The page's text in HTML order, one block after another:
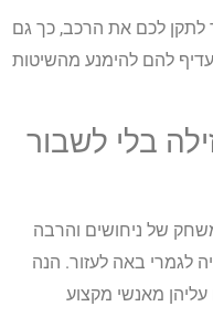
לתקן לכם את הרכב, כך גם
להם להימנע מהשיטות
בלי לשבור
של ניחושים והרבה
לגמרי באה לעזור. הנה
מאנשי מקצוע